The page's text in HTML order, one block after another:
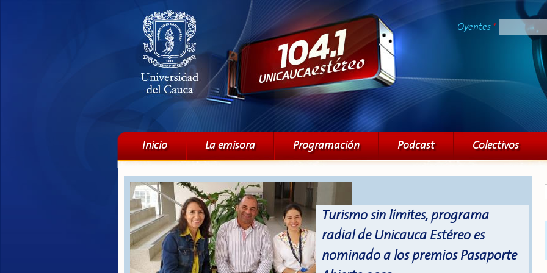
contenido
principal
Oyentes *
Menú principal
Inicio La emisora Programación Podcast Colectivos
Turismo sin límites, programa
radial de Unicauca Estéreo es
nominado a los premios Pasaporte